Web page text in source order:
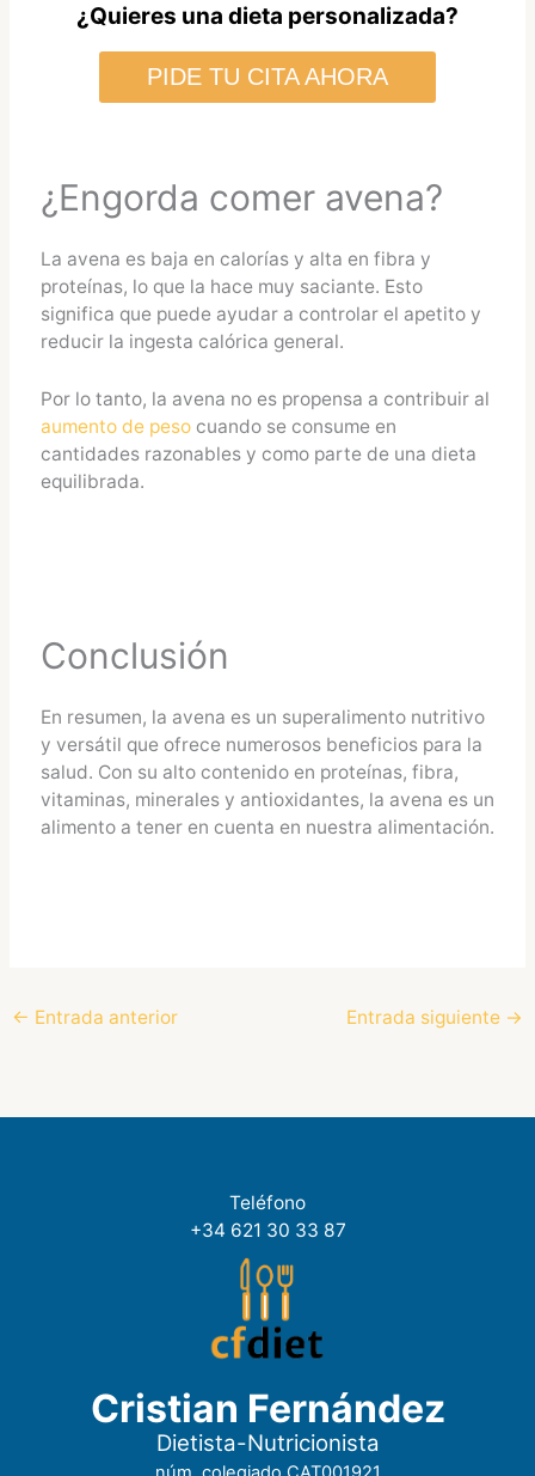
¿Quieres una dieta personalizada?
PIDE TU CITA AHORA
¿Engorda comer avena?
La avena es baja en calorías y alta en fibra y
proteínas, lo que la hace muy saciante. Esto
significa que puede ayudar a controlar el apetito y
reducir la ingesta calórica general.
Por lo tanto, la avena no es propensa a contribuir al
aumento de pesocuando se consume en
cantidades razonables y como parte de una dieta
equilibrada.
Conclusión
En resumen, la avena es un superalimento nutritivo
y versátil que ofrece numerosos beneficios para la
salud. Con su alto contenido en proteínas, fibra,
vitaminas, minerales y antioxidantes, la avena es un
alimento a tener en cuenta en nuestra alimentación.
← Entrada anterior Entrada siguiente →
Teléfono
+34 621 30 33 87
Cristian Fernández
Dietista-Nutricionista